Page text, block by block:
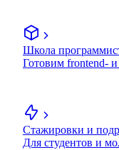
Школа
Готовим frontend- и
Стажировки и
Для студентов и